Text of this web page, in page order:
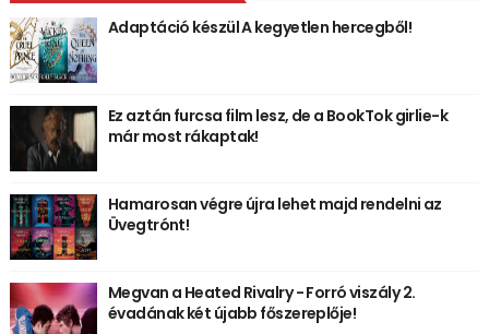
Adaptáció készül A kegyetlen hercegből!
Ez aztán furcsa film lesz, de a BookTok girlie-k
már most rákaptak!
Hamarosan végre újra lehet majd rendelni az
Üvegtrónt!
Megvan a Heated Rivalry - Forró viszály 2.
évadának két újabb főszereplője!